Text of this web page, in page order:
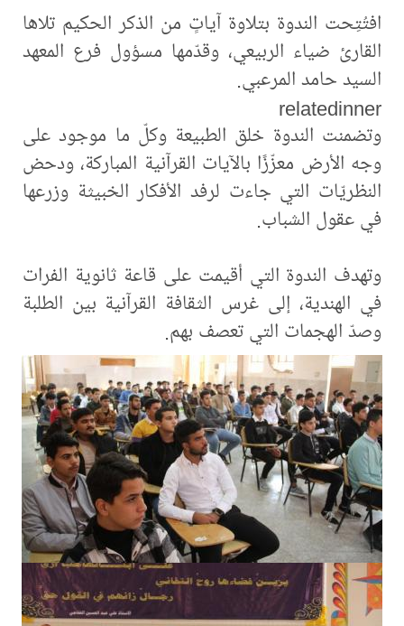
افتُتِحت الندوة بتلاوة آياتٍ من الذكر الحكيم تلاها
القارئ ضياء الربيعي، وقدّمها مسؤول فرع المعهد
السيد حامد المرعبي.
relatedinner
وتضمنت الندوة خلق الطبيعة وكلّ ما موجود على
وجه الأرض معزّزًا بالآيات القرآنية المباركة، ودحض
النظريّات التي جاءت لرفد الأفكار الخبيثة وزرعها
في عقول الشباب.
وتهدف الندوة التي أقيمت على قاعة ثانوية الفرات
في الهندية، إلى غرس الثقافة القرآنية بين الطلبة
وصدّ الهجمات التي تعصف بهم.